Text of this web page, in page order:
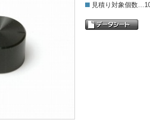
見積り対象個数